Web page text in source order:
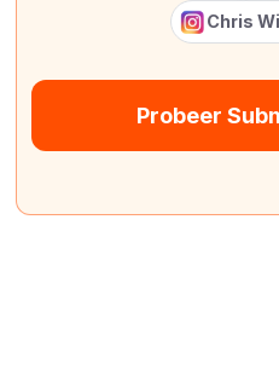
Chris
Probeer